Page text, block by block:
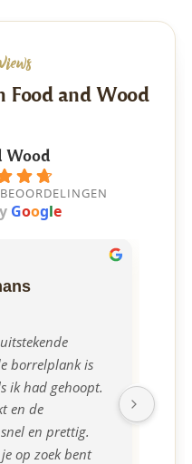
Food and Wood
Wood
Google
borrelplank is
ik had gehoopt.
en de
en prettig.
op zoek bent